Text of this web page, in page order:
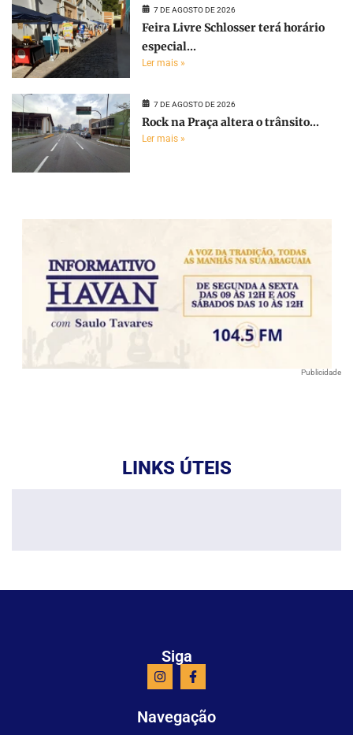
7 DE AGOSTO DE 2026
Feira Livre Schlosser terá horário
especial...
Ler mais »
7 DE AGOSTO DE 2026
Rock na Praça altera o trânsito...
Ler mais »
Publicidade
LINKS ÚTEIS
Siga
Navegação